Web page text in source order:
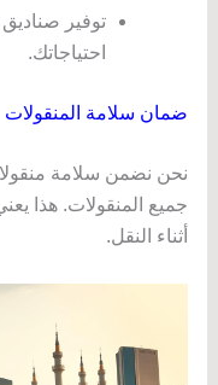
توفير
احتياجاتك.
ضمان سلامة المنقولات
نحن نضمن سلامة
جميع المنقولات. هذا
أثناء النقل.